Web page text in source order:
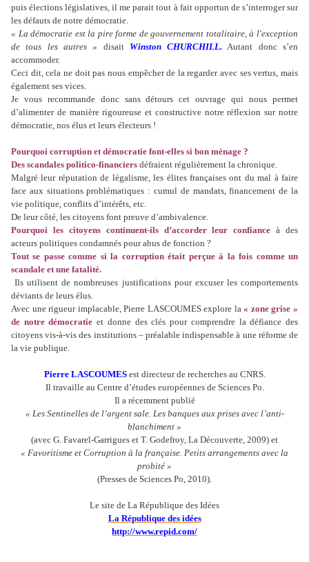
puis élections législatives, il me parait tout à fait opportun de s’interroger sur
les défauts de notre démocratie.
« La démocratie est la pire forme de gouvernement totalitaire, à l'exception
de tous les autres » disait Winston CHURCHILL. Autant donc s’en
accommoder.
Ceci dit, cela ne doit pas nous empêcher de la regarder avec ses vertus, mais
également ses vices.
Je vous recommande donc sans détours cet ouvrage qui nous permet
d’alimenter de manière rigoureuse et constructive notre réflexion sur notre
démocratie, nos élus et leurs électeurs !
Pourquoi corruption et démocratie font-elles si bon ménage ?
Des scandales politico-financiers défraient régulièrement la chronique.
Malgré leur réputation de légalisme, les élites françaises ont du mal à faire
face aux situations problématiques : cumul de mandats, financement de la
vie politique, conflits d’intérêts, etc.
De leur côté, les citoyens font preuve d’ambivalence.
Pourquoi les citoyens continuent-ils d’accorder leur confiance à des
acteurs politiques condamnés pour abus de fonction ?
Tout se passe comme si la corruption était perçue à la fois comme un
scandale et une fatalité.
Ils utilisent de nombreuses justifications pour excuser les comportements
déviants de leurs élus.
Avec une rigueur implacable, Pierre LASCOUMES explore la« zone grise »
de notre démocratie et donne des clés pour comprendre la défiance des
citoyens vis-à-vis des institutions – préalable indispensable à une réforme de
la vie publique.
Pierre LASCOUMESest directeur de recherches au CNRS.
Il travaille au Centre d’études européennes de Sciences Po.
Il a récemment publié
« Les Sentinelles de l’argent sale. Les banques aux prises avec l’anti-
blanchiment »
(avec G. Favarel-Garrigues et T. Godefroy, La Découverte, 2009) et
« Favoritisme et Corruption à la française. Petits arrangements avec la
probité »
(Presses de Sciences Po, 2010).
Le site de La République des Idées
La République des idées
http://www.repid.com/